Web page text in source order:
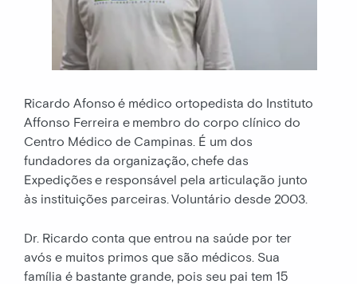
Ricardo Afonso é médico ortopedista do Instituto
Affonso Ferreira e membro do corpo clínico do
Centro Médico de Campinas. É um dos
fundadores da organização, chefe das
Expedições e responsável pela articulação junto
às instituições parceiras. Voluntário desde 2003.
Dr. Ricardo conta que entrou na saúde por ter
avós e muitos primos que são médicos. Sua
família é bastante grande, pois seu pai tem 15